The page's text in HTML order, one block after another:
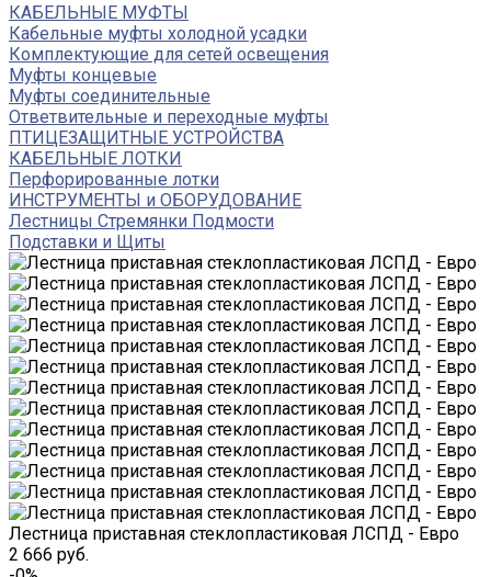
КАБЕЛЬНЫЕ МУФТЫ
Кабельные муфты холодной усадки
Комплектующие для сетей освещения
Муфты концевые
Муфты соединительные
Ответвительные и переходные муфты
ПТИЦЕЗАЩИТНЫЕ УСТРОЙСТВА
КАБЕЛЬНЫЕ ЛОТКИ
Перфорированные лотки
ИНСТРУМЕНТЫ и ОБОРУДОВАНИЕ
Лестницы Стремянки Подмости
Подставки и Щиты
Лестница приставная стеклопластиковая ЛСПД - Евро
2 666 руб.